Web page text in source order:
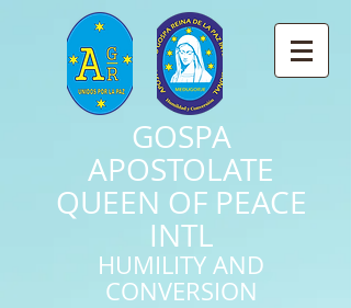
GOSPA
APOSTOLATE
QUEEN OF PEACE
INTL
HUMILITY AND
CONVERSION